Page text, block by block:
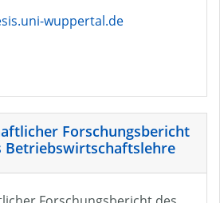
wuppertal.de
Forschungsbericht
Betriebswirtschaftslehre